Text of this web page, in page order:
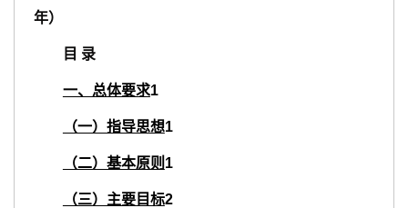
年）
目 录
一、总体要求1
（一）指导思想1
（二）基本原则 1
（三）主要目标2